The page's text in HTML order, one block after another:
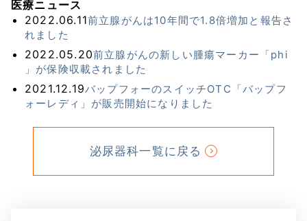
医療ニュース
2022.06.11前立腺がんは10年間で1.8倍増加と報告さ
れました
2022.05.20前立腺がんの新しい腫瘍マーカー「phi
」が保険収載されました
2021.12.19バップフォーのスイッチOTC「バップフ
ォーレディ」が販売開始になりました
泌尿器科一覧に戻る